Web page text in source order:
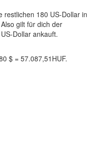
restlichen 180 US-Dollar in
gilt für dich der
Dollar ankauft.
$ = 57.087,51HUF.